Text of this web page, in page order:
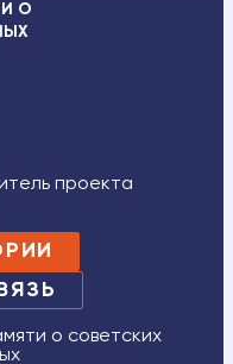
О
проекта
о советских